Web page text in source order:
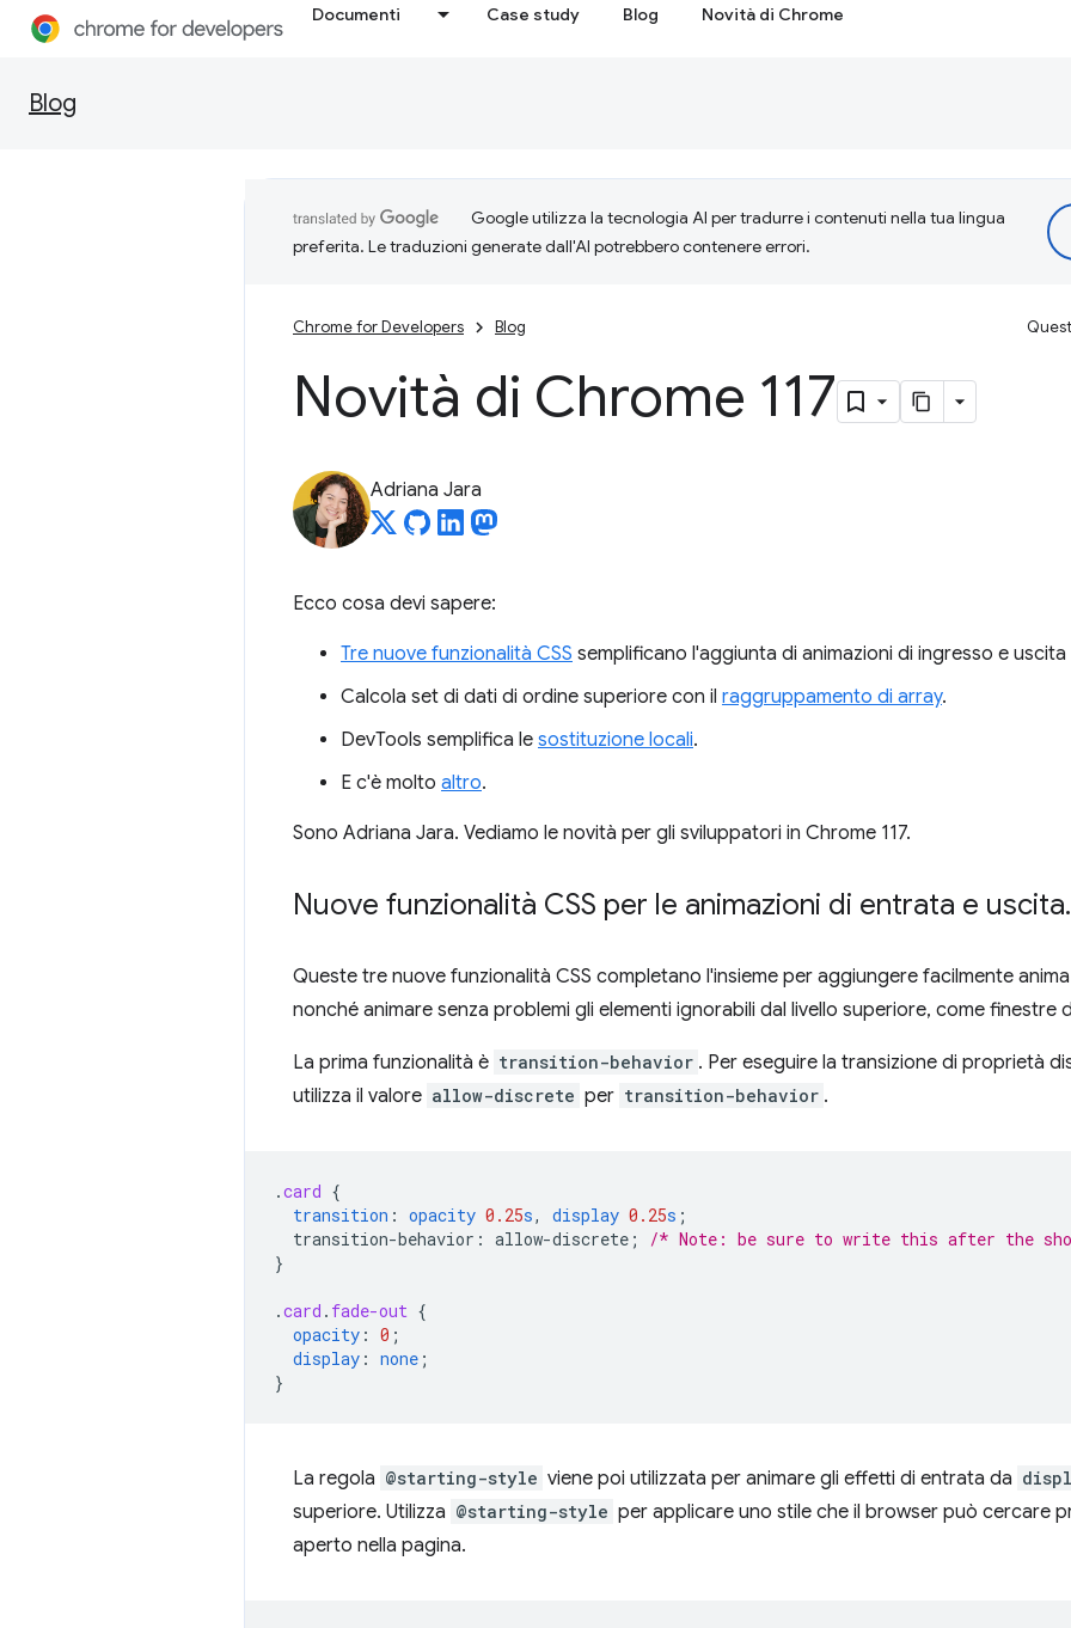
Documenti Case study Blog Novità di Chrome
Blog
Google utilizza la tecnologia AI per tradurre i contenuti nella tua lingua
preferita. Le traduzioni generate dall'AI potrebbero contenere errori.
Chrome for Developers Blog
Novità di Chrome 117
Adriana Jara
Ecco cosa devi sapere:
Tre nuove funzionalità CSS semplificano l'aggiunta di animazioni di ingresso e
Calcola set di dati di ordine superiore con il raggruppamento di array.
DevTools semplifica le sostituzione locali.
E c'è molto altro.
Sono Adriana Jara. Vediamo le novità per gli sviluppatori in Chrome 117.
Nuove funzionalità CSS per le animazioni di entrata e uscita.
Queste tre nuove funzionalità CSS completano l'insieme per aggiungere facilmente
nonché animare senza problemi gli elementi ignorabili dal livello superiore, come finestre
La prima funzionalità è transition-behavior . Per eseguire la transizione di proprietà
utilizza il valore allow-discrete per transition-behavior .
.card {
transition : opacity 0.25s, display 0.25s ;
transition-behavior : allow-discrete ;
/* Note: be sure to write this after the
}
.card . fade-out {
opacity : 0 ;
display : none ;
}
La regola @starting-style viene poi utilizzata per animare gli effetti di entrata da
superiore. Utilizza @starting-style per applicare uno stile che il browser può cercare
aperto nella pagina.